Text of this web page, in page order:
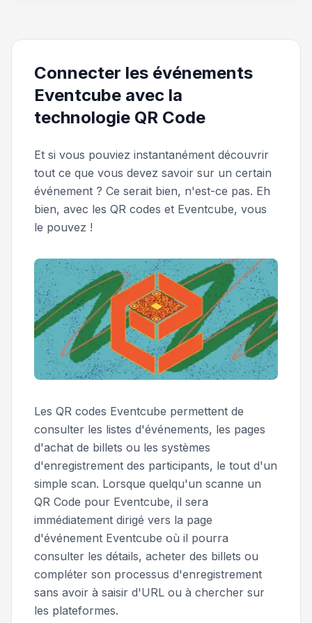
Connecter les événements
Eventcube avec la
technologie QR Code
Et si vous pouviez instantanément découvrir
tout ce que vous devez savoir sur un certain
événement ? Ce serait bien, n'est-ce pas. Eh
bien, avec les QR codes et Eventcube, vous
le pouvez !
Les QR codes Eventcube permettent de
consulter les listes d'événements, les pages
d'achat de billets ou les systèmes
d'enregistrement des participants, le tout d'un
simple scan. Lorsque quelqu'un scanne un
QR Code pour Eventcube, il sera
immédiatement dirigé vers la page
d'événement Eventcube où il pourra
consulter les détails, acheter des billets ou
compléter son processus d'enregistrement
sans avoir à saisir d'URL ou à chercher sur
les plateformes.